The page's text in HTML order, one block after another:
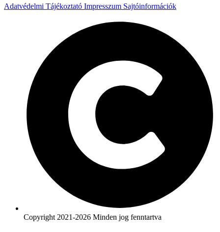
Adatvédelmi Tájékoztató Impresszum Sajtóinformációk
Copyright 2021-2026 Minden jog fenntartva